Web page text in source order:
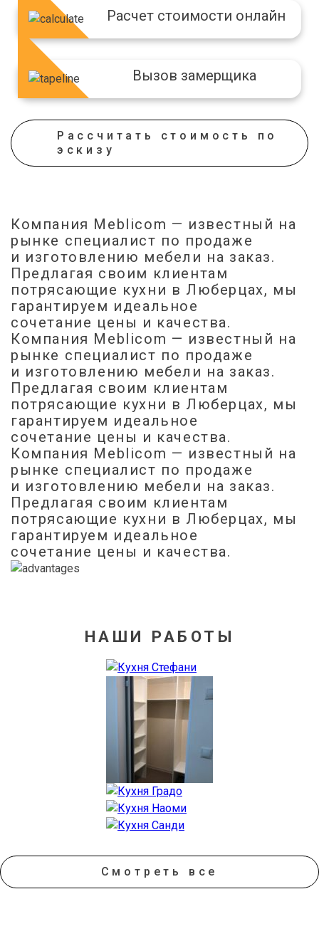
Расчет стоимости онлайн
Вызов замерщика
Рассчитать стоимость по
эскизу
Кожа
Ящик-для-украшений
Компания Meblicom — известный на
рынке специалист по продаже
и изготовлению мебели на заказ.
Предлагая своим клиентам
потрясающие кухни в Люберцах, мы
гарантируем идеальное
сочетание цены и качества.
Компания Meblicom — известный на
рынке специалист по продаже
и изготовлению мебели на заказ.
Предлагая своим клиентам
потрясающие кухни в Люберцах, мы
гарантируем идеальное
сочетание цены и качества.
Компания Meblicom — известный на
рынке специалист по продаже
и изготовлению мебели на заказ.
Предлагая своим клиентам
потрясающие кухни в Люберцах, мы
гарантируем идеальное
сочетание цены и качества.
НАШИ РАБОТЫ
Смотреть все